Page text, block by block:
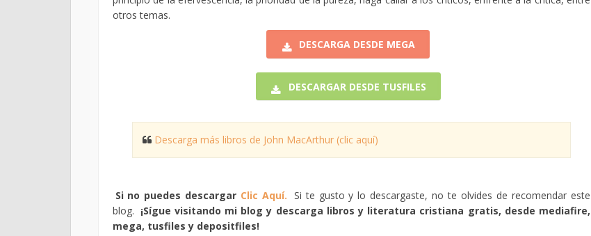
otros temas.
DESCARGA DESDE MEGA
DESCARGAR DESDE TUSFILES
Descarga más libros de John MacArthur (clic aquí)
Si no puedes descargar Clic Aquí. Si te gusto y lo descargaste, no te olvides de recomendar este
blog. ¡Sígue visitando mi blog y descarga libros y literatura cristiana gratis, desde mediafire,
mega, tusfiles y depositfiles!